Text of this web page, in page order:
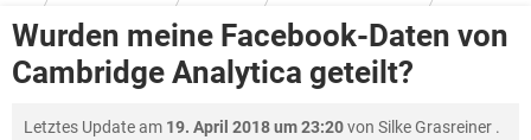
WINDOWS 10 INSTAGRAM
WHATSAPP TIKTOK
SPIELE
ANDROID IOS
INSTAGRAM
WHATSAPP TIKTOK
DOWNLOADS
SPIELE STREAMING
FORUM
SPIELE STREAMING
Facebook
Wurden meine Facebook-Daten von
Cambridge Analytica geteilt?
Letztes Update am 19. April 2018 um 23:20von Silke Grasreiner .